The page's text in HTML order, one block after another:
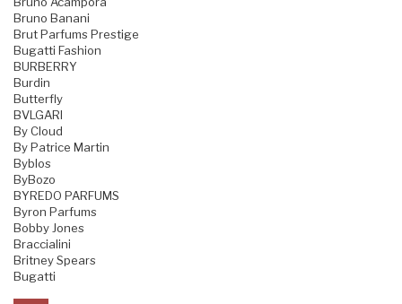
Bruno Banani
Brut Parfums Prestige
Bugatti Fashion
BURBERRY
Burdin
Butterfly
BVLGARI
By Cloud
By Patrice Martin
Byblos
ByBozo
BYREDO PARFUMS
Byron Parfums
Bobby Jones
Braccialini
Britney Spears
Bugatti